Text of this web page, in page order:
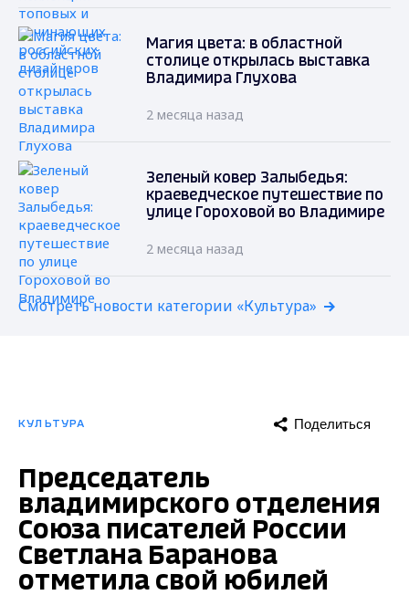
Магия цвета: в областной
столице открылась выставка
Владимира Глухова
2 месяца назад
Зеленый ковер Залыбедья:
краеведческое путешествие по
улице Гороховой во Владимире
2 месяца назад
Смотреть новости категории «Культура»
КУЛЬТУРА Поделиться
Председатель
владимирского отделения
Союза писателей России
Светлана Баранова
отметила свой юбилей